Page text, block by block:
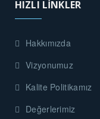
HIZLI LİNKLER
Hakkımızda
Vizyonumuz
Kalite Politikamız
Değerlerimiz